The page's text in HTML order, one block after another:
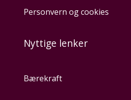
Personvern og cookies
Nyttige lenker
Bærekraft